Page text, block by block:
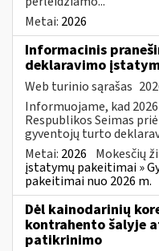
Metai: 2026
Informacinis
deklaravimo
Web turinio sąrašas
Informuojame, kad
Respublikos Seimas
gyventojų turto
Metai: 2026 Mokesčių
įstatymų pakeitimai »
pakeitimai nuo 2026 m.
Dėl kainodarinių
kontrahento šalyje
patikrinimo